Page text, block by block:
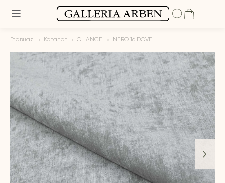
Главная Каталог CHANCE NERO 16 DOVE